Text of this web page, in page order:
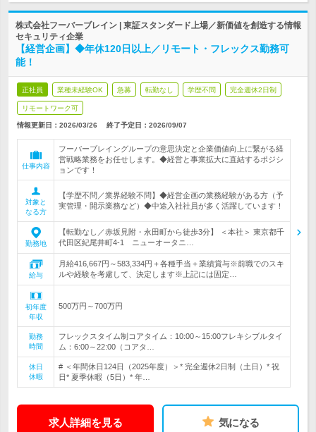
株式会社フーバーブレイン | 東証スタンダード上場／新価値を創造する情報
セキュリティ企業
【経営企画】◆年休120日以上／リモート・フレックス勤務可
能！
正社員 業種未経験OK 急募 転勤なし 学歴不問 完全週休2日制
リモートワーク可
情報更新日：2026/03/26 終了予定日： 2026/09/07
仕事内容
フーバーブレイングループの意思決定と企業価値向上に繋がる経
営戦略業務をお任せします。◆経営と事業拡大に直結するポジシ
ョンです！
対象と
なる方
【学歴不問／業界経験不問】◆経営企画の業務経験がある方（予
実管理・開示業務など）◆中途入社社員が多く活躍しています！
勤務地
【転勤なし／赤坂見附・永田町から徒歩3分】 ＜本社＞ 東京都千
代田区紀尾井町4-1 ニューオータニ…
給与
月給416,667円～583,334円＋各種手当＋業績賞与※前職でのスキ
ルや経験を考慮して、決定します※上記には固定…
初年度
年収
500万円～700万円
勤務
時間
フレックスタイム制コアタイム：10:00～15:00フレキシブルタイ
ム：6:00～22:00（コアタ…
休日
休暇
# ＜年間休日124日（2025年度）＞* 完全週休2日制（土日）* 祝
日* 夏季休暇（5日）* 年…
求人詳細を見る 気になる